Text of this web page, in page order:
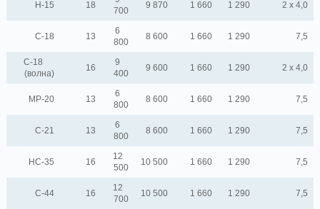
H-15 18
700
9 870 1 660 1 290 2 х 4,0
C-18 13
6
800
8 600 1 660 1 290 7,5
C-18
(волна)
16
9
400
9 600 1 660 1 290 2 х 4,0
MP-20 13
6
800
8 600 1 660 1 290 7,5
C-21 13
6
800
8 600 1 660 1 290 7,5
HC-35 16
12
500
10 500 1 660 1 290 7,5
C-44 16
12
700
10 500 1 660 1 290 7,5